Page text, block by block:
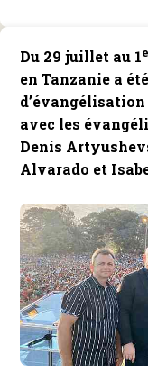
Du 29 juillet au 1
en Tanzanie a
avec les
Denis
Alvarado et